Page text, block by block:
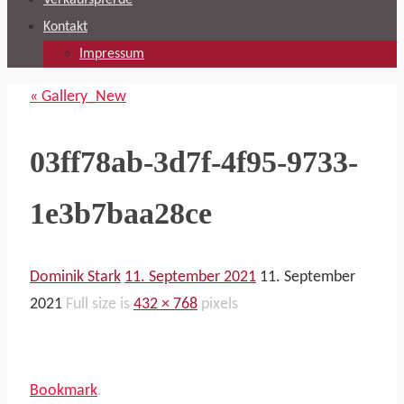
Kontakt
Impressum
« Gallery_New
03ff78ab-3d7f-4f95-9733-
1e3b7baa28ce
Dominik Stark 11. September 2021 11. September
2021 Full size is 432 × 768 pixels
Bookmark.